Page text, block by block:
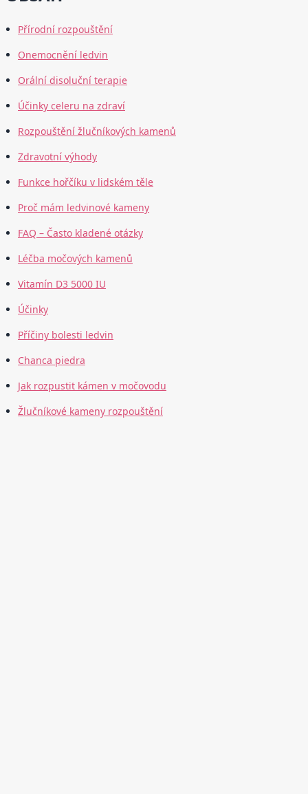
Přírodní rozpouštění
Onemocnění ledvin
Orální disoluční terapie
Účinky celeru na zdraví
Rozpouštění žlučníkových kamenů
Zdravotní výhody
Funkce hořčíku v lidském těle
Proč mám ledvinové kameny
FAQ – Často kladené otázky
Léčba močových kamenů
Vitamín D3 5000 IU
Účinky
Příčiny bolesti ledvin
Chanca piedra
Jak rozpustit kámen v močovodu
Žlučníkové kameny rozpouštění